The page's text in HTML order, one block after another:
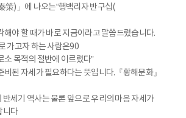
策) 」 에 나오는“행백리자 반구십(
해야 할 때가 바로 지금이라고 말씀드렸습니다.
가고자 하는 사람은90
소 목적의 절반에 이르렀다”
비된 자세가 필요하다는 뜻입니다. 『황해문화』
세기 역사는 물론 앞으로 우리의 마음 자세가
니다